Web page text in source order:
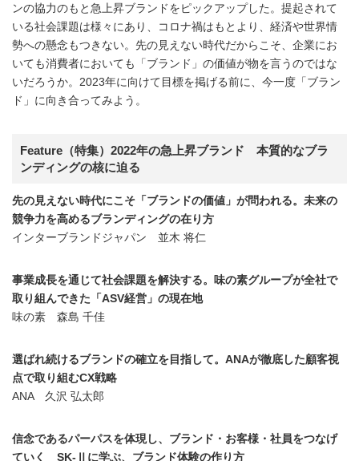
ンの協力のもと急上昇ブランドをピックアップした。提起されて
いる社会課題は様々にあり、コロナ禍はもとより、経済や世界情
勢への懸念もつきない。先の見えない時代だからこそ、企業にお
いても消費者においても「ブランド」の価値が物を言うのではな
いだろうか。2023年に向けて目標を掲げる前に、今一度「ブラン
ド」に向き合ってみよう。
Feature（特集）2022年の急上昇ブランド 本質的なブラ
ンディングの核に迫る
先の見えない時代にこそ「ブランドの価値」が問われる。未来の
競争力を高めるブランディングの在り方
インターブランドジャパン 並木 将仁
事業成長を通じて社会課題を解決する。味の素グループが全社で
取り組んできた「ASV経営」の現在地
味の素 森島 千佳
選ばれ続けるブランドの確立を目指して。ANAが徹底した顧客視
点で取り組むCX戦略
ANA 久沢 弘太郎
信念であるパーパスを体現し、ブランド・お客様・社員をつなげ
ていく SK-Ⅱに学ぶ、ブランド体験の作り方